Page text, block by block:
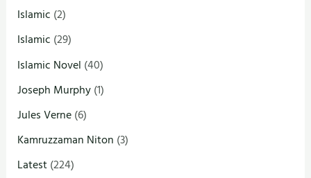
Islamic (2)
Islamic (29)
Islamic Novel (40)
Joseph Murphy(1)
Jules Verne(6)
Kamruzzaman Niton (3)
Latest(224)